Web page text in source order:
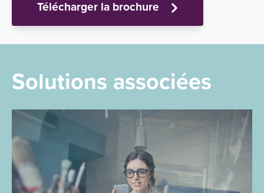
Télécharger la brochure
Solutions associées